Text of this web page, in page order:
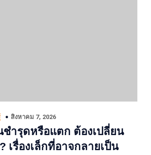
สิงหาคม 7, 2026
ชำรุดหรือแตก ต้องเปลี่ยน
เรื่องเล็กที่อาจกลายเป็น